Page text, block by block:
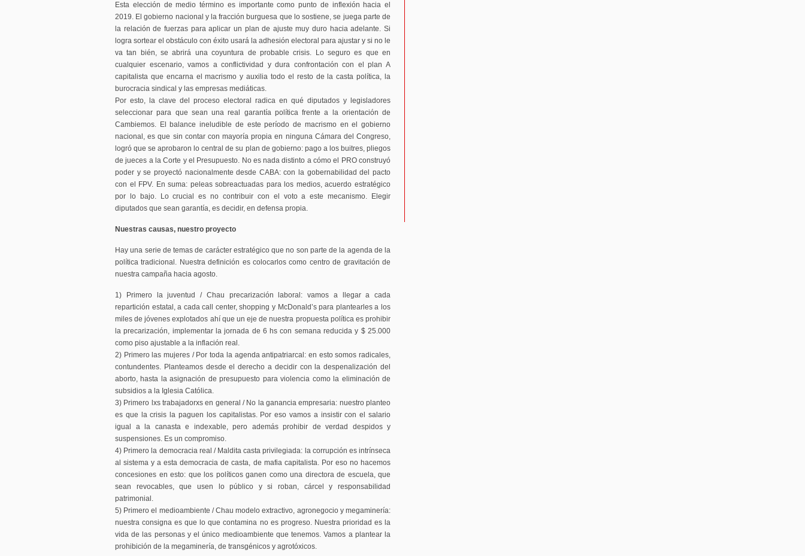
Esta elección de medio término es importante como punto de inflexión hacia el
2019. El gobierno nacional y la fracción burguesa que lo sostiene, se juega parte de
la relación de fuerzas para aplicar un plan de ajuste muy duro hacia adelante. Si
logra sortear el obstáculo con éxito usará la adhesión electoral para ajustar y si no le
va tan bién, se abrirá una coyuntura de probable crisis. Lo seguro es que en
cualquier escenario, vamos a conflictividad y dura confrontación con el plan A
capitalista que encarna el macrismo y auxilia todo el resto de la casta política, la
burocracia sindical y las empresas mediáticas.
Por esto, la clave del proceso electoral radica en qué diputados y legisladores
seleccionar para que sean una real garantía política frente a la orientación de
Cambiemos. El balance ineludible de este período de macrismo en el gobierno
nacional, es que sin contar con mayoría propia en ninguna Cámara del Congreso,
logró que se aprobaron lo central de su plan de gobierno: pago a los buitres, pliegos
de jueces a la Corte y el Presupuesto. No es nada distinto a cómo el PRO construyó
poder y se proyectó nacionalmente desde CABA: con la gobernabilidad del pacto
con el FPV. En suma: peleas sobreactuadas para los medios, acuerdo estratégico
por lo bajo. Lo crucial es no contribuir con el voto a este mecanismo. Elegir
diputados que sean garantía, es decidir, en defensa propia.
Nuestras causas, nuestro proyecto
Hay una serie de temas de carácter estratégico que no son parte de la agenda de la
política tradicional. Nuestra definición es colocarlos como centro de gravitación de
nuestra campaña hacia agosto.
1) Primero la juventud / Chau precarización laboral: vamos a llegar a cada
repartición estatal, a cada call center, shopping y McDonald’s para plantearles a los
miles de jóvenes explotados ahí que un eje de nuestra propuesta política es prohibir
la precarización, implementar la jornada de 6 hs con semana reducida y $ 25.000
como piso ajustable a la inflación real.
2) Primero las mujeres / Por toda la agenda antipatriarcal: en esto somos radicales,
contundentes. Planteamos desde el derecho a decidir con la despenalización del
aborto, hasta la asignación de presupuesto para violencia como la eliminación de
subsidios a la Iglesia Católica.
3) Primero lxs trabajadorxs en general / No la ganancia empresaria: nuestro planteo
es que la crisis la paguen los capitalistas. Por eso vamos a insistir con el salario
igual a la canasta e indexable, pero además prohibir de verdad despidos y
suspensiones. Es un compromiso.
4) Primero la democracia real / Maldita casta privilegiada: la corrupción es intrínseca
al sistema y a esta democracia de casta, de mafia capitalista. Por eso no hacemos
concesiones en esto: que los políticos ganen como una directora de escuela, que
sean revocables, que usen lo público y si roban, cárcel y responsabilidad
patrimonial.
5) Primero el medioambiente / Chau modelo extractivo, agronegocio y megaminería:
nuestra consigna es que lo que contamina no es progreso. Nuestra prioridad es la
vida de las personas y el único medioambiente que tenemos. Vamos a plantear la
prohibición de la megaminería, de transgénicos y agrotóxicos.